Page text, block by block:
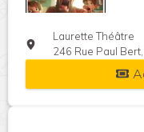
Laurette Théâtre
246 Rue Paul